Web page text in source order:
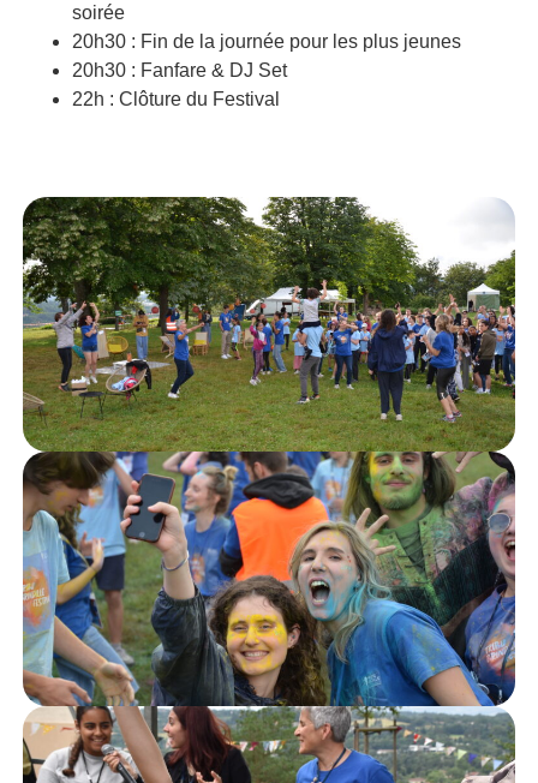
soirée
20h30 : Fin de la journée pour les plus jeunes
20h30 : Fanfare & DJ Set
22h : Clôture du Festival